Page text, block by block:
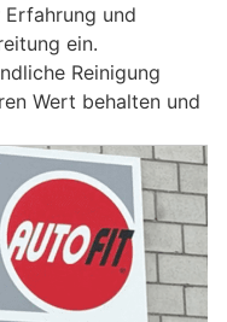
und
ein.
Reinigung
Wert behalten und